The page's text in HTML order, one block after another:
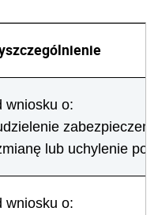
wniosku o:
lub uchylenie
wniosku o: